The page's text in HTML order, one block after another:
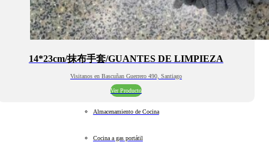
14*23cm/抹布手套/GUANTES DE LIMPIEZA
Visitanos en Bascuñan Guerrero 490, Santiago
Ver Producto
Almacenamiento de Cocina
Cocina a gas portátil